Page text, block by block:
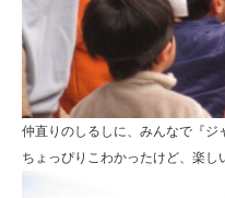
仲直りのしるしに、みんなで『
ちょっぴりこわかったけど、楽